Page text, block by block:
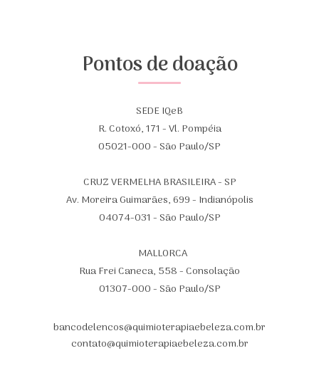
Pontos de doação
SEDE IQeB
R. Cotoxó, 171 - Vl. Pompéia
05021-000 - São Paulo/SP
CRUZ VERMELHA BRASILEIRA - SP
Av. Moreira Guimarães, 699 - Indianópolis
04074-031 - São Paulo/SP
MALLORCA
Rua Frei Caneca, 558 - Consolação
01307-000 - São Paulo/SP
bancodelencos@quimioterapiaebeleza.com.br
contato@quimioterapiaebeleza.com.br